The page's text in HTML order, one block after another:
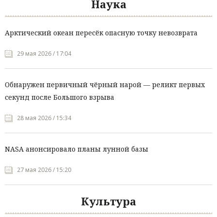
Наука
Арктический океан пересёк опасную точку невозврата
29 мая 2026 / 17:04
Обнаружен первичный чёрный нарой — реликт первых
секунд после Большого взрыва
28 мая 2026 / 15:34
NASA анонсировало планы лунной базы
27 мая 2026 / 15:20
Культура